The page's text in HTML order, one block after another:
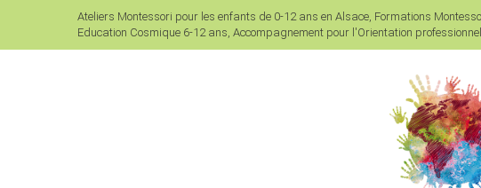
Ateliers Montessori pour les enfants de 0-12 ans en Alsace, Formations
Education Cosmique 6-12 ans, Accompagnement pour l'Orientation